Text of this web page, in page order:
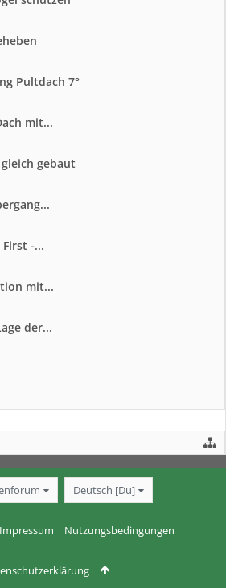
Pultdach 7°
mit...
gebaut
-...
mit...
der...
Deutsch [Du]
Impressum Nutzungsbedingungen